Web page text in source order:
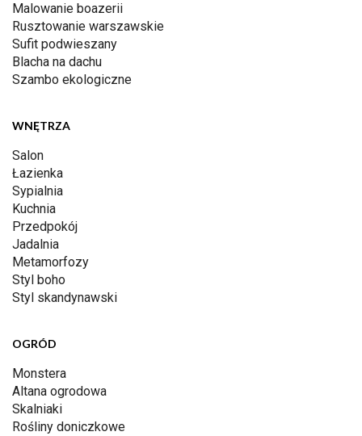
Malowanie boazerii
Rusztowanie warszawskie
Sufit podwieszany
Blacha na dachu
Szambo ekologiczne
WNĘTRZA
Salon
Łazienka
Sypialnia
Kuchnia
Przedpokój
Jadalnia
Metamorfozy
Styl boho
Styl skandynawski
OGRÓD
Monstera
Altana ogrodowa
Skalniaki
Rośliny doniczkowe